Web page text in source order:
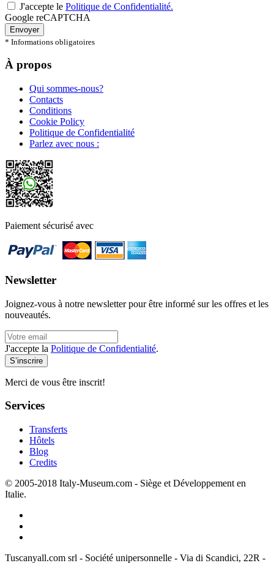
J'accepte le Politique de Confidentialité.
Google reCAPTCHA
Envoyer
* Informations obligatoires
À propos
Qui sommes-nous?
Contacts
Conditions
Cookie Policy
Politique de Confidentialité
Parlez avec nous :
Paiement sécurisé avec
Newsletter
Joignez-vous à notre newsletter pour être informé sur les offres et les
nouveautés.
J'accepte la Politique de Confidentialité.
Merci de vous être inscrit!
Services
Transferts
Hôtels
Blog
Credits
© 2005-2018 Italy-Museum.com - Siège et Développement en
Italie.
Tuscanyall.com srl - Société unipersonnelle - Via di Scandici, 22R -